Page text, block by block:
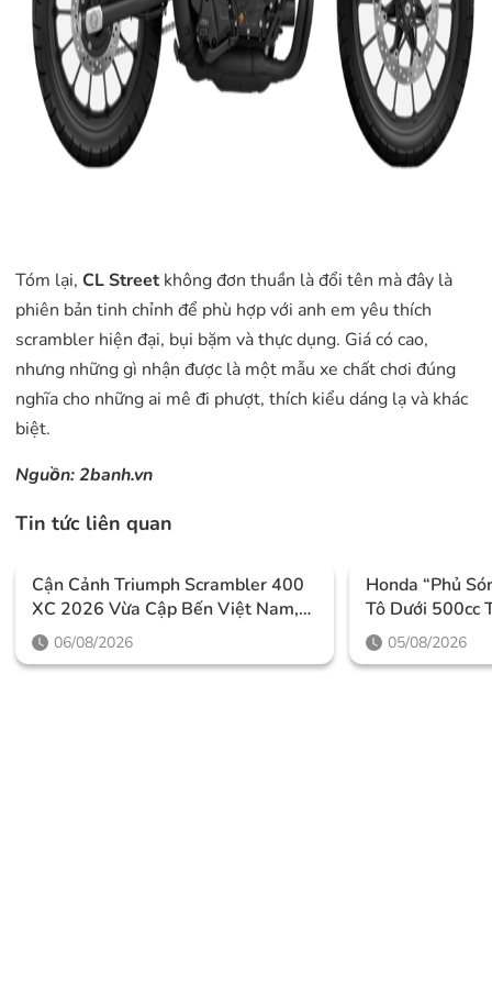
Tóm lại, CL Streetkhông đơn thuần là đổi tên mà đây là
phiên bản tinh chỉnh để phù hợp với anh em yêu thích
scrambler hiện đại, bụi bặm và thực dụng. Giá có cao,
nhưng những gì nhận được là một mẫu xe chất chơi đúng
nghĩa cho những ai mê đi phượt, thích kiểu dáng lạ và khác
biệt.
Nguồn:2banh.vn
Tin tức liên quan
Cận Cảnh Triumph Scrambler 400
XC 2026 Vừa Cập Bến Việt Nam,
Thiết Kế Đậm Chất Phiêu Lưu Cùng
Mức Giá Dễ Tiếp Cận
06/08/2026
Honda “phủ
Tô Dưới 500cc
7/2026 Với
Chú Ý
05/08/2026